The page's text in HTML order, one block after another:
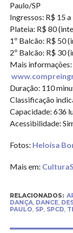
Paulo/SP
Ingressos: R$ 15 a
Plateia: R$ 80
1º Balcão: R$ 50
2º Balcão: R$ 30
Mais
Duração: 110
Classificação
Capacidade: 636
Acessibilidade:
Fotos: Heloísa
Mais em:
RELACIONADOS:
DANÇA, DANCE,
PAULO, SP, SPCD,